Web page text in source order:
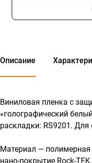
Описание
Виниловая пленка с
«голографический
раскладки: RS9201.
Материал —
нано-покрытие Rock-